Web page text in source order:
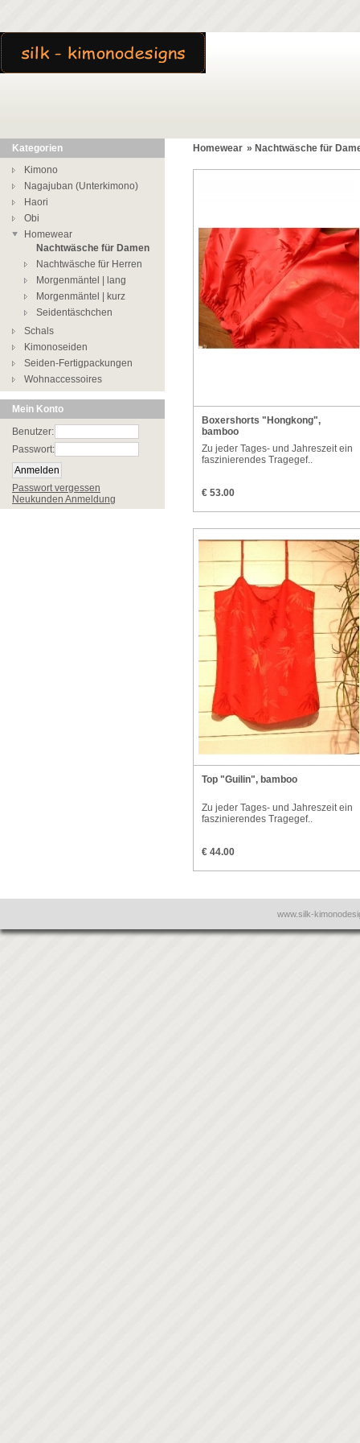
Kategorien
Kimono
Nagajuban (Unterkimono)
Haori
Obi
Homewear
Nachtwäsche für Damen
Nachtwäsche für Herren
Morgenmäntel | lang
Morgenmäntel | kurz
Seidentäschchen
Schals
Kimonoseiden
Seiden-Fertigpackungen
Wohnaccessoires
Mein Konto
Benutzer:
Passwort:
Passwort vergessen
Neukunden Anmeldung
Homewear » Nachtwäsche für
Boxershorts "Hongkong",
bamboo
Zu jeder Tages- und Jahreszeit ein
faszinierendes Tragegef..
€ 53.00
Top "Guilin", bamboo
Zu jeder Tages- und Jahreszeit ein
faszinierendes Tragegef..
€ 44.00
www.silk-